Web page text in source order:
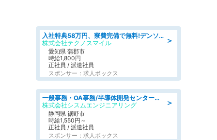
＞
入社特典58万円、寮費完備で無料!デンソーで働こう!自動車工場で小型部品の検査業務 denso aichi
株式会社テクノスマイル
愛知県 蒲郡市
時給1,800円
正社員 / 派遣社員
スポンサー：求人ボックス
＞
一般事務・OA事務/半導体開発センター内で事務&軽作業スタッフ、募集
株式会社シスムエンジニアリング
静岡県 裾野市
時給1,550円～
正社員 / 派遣社員
スポンサー：求人ボックス